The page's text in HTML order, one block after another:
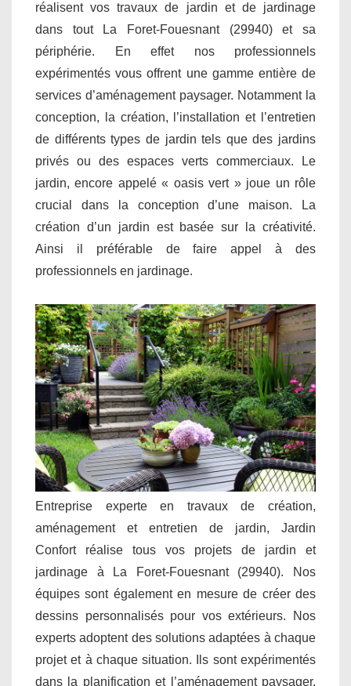
réalisent vos travaux de jardin et de jardinage
dans tout La Foret-Fouesnant (29940) et sa
périphérie. En effet nos professionnels
expérimentés vous offrent une gamme entière de
services d’aménagement paysager. Notamment la
conception, la création, l’installation et l’entretien
de différents types de jardin tels que des jardins
privés ou des espaces verts commerciaux. Le
jardin, encore appelé « oasis vert » joue un rôle
crucial dans la conception d’une maison. La
création d’un jardin est basée sur la créativité.
Ainsi il préférable de faire appel à des
professionnels en jardinage.
Entreprise experte en travaux de création,
aménagement et entretien de jardin, Jardin
Confort réalise tous vos projets de jardin et
jardinage à La Foret-Fouesnant (29940). Nos
équipes sont également en mesure de créer des
dessins personnalisés pour vos extérieurs. Nos
experts adoptent des solutions adaptées à chaque
projet et à chaque situation. Ils sont expérimentés
dans la planification et l’aménagement paysager.